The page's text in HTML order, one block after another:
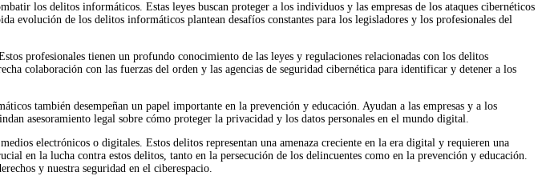
los delitos informáticos. Estas leyes buscan proteger a los individuos y las empresas de los ataques cibernéticos
evolución de los delitos informáticos plantean desafíos constantes para los legisladores y los profesionales del
profesionales tienen un profundo conocimiento de las leyes y regulaciones relacionadas con los delitos
colaboración con las fuerzas del orden y las agencias de seguridad cibernética para identificar y detener a los
también desempeñan un papel importante en la prevención y educación. Ayudan a las empresas y a los
asesoramiento legal sobre cómo proteger la privacidad y los datos personales en el mundo digital.
electrónicos o digitales. Estos delitos representan una amenaza creciente en la era digital y requieren una
en la lucha contra estos delitos, tanto en la persecución de los delincuentes como en la prevención y educación.
y nuestra seguridad en el ciberespacio.